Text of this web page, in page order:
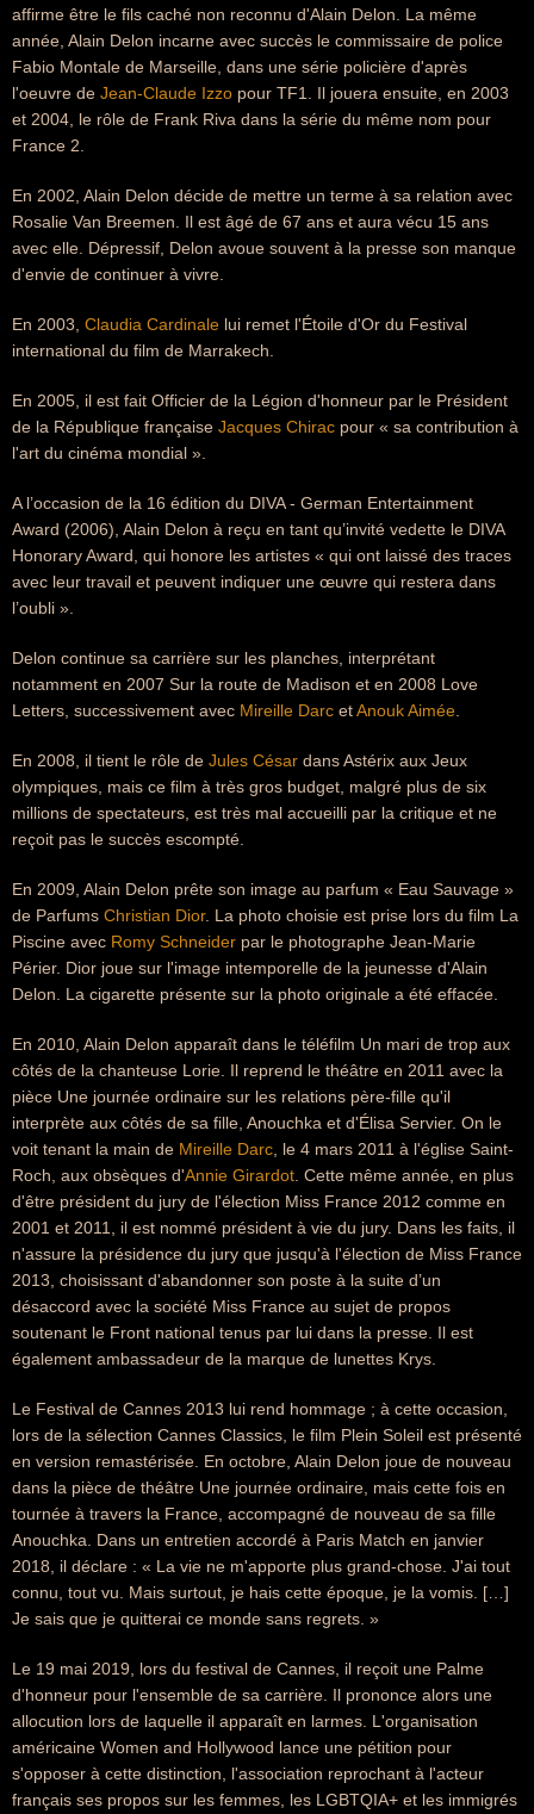
affirme être le fils caché non reconnu d'Alain Delon. La même
année, Alain Delon incarne avec succès le commissaire de police
Fabio Montale de Marseille, dans une série policière d'après
l'oeuvre de Jean-Claude Izzo pour TF1. Il jouera ensuite, en 2003
et 2004, le rôle de Frank Riva dans la série du même nom pour
France 2.
En 2002, Alain Delon décide de mettre un terme à sa relation avec
Rosalie Van Breemen. Il est âgé de 67 ans et aura vécu 15 ans
avec elle. Dépressif, Delon avoue souvent à la presse son manque
d'envie de continuer à vivre.
En 2003, Claudia Cardinale lui remet l'Étoile d'Or du Festival
international du film de Marrakech.
En 2005, il est fait Officier de la Légion d'honneur par le Président
de la République française Jacques Chirac pour « sa contribution à
l'art du cinéma mondial ».
A l’occasion de la 16 édition du DIVA - German Entertainment
Award (2006), Alain Delon à reçu en tant qu’invité vedette le DIVA
Honorary Award, qui honore les artistes « qui ont laissé des traces
avec leur travail et peuvent indiquer une œuvre qui restera dans
l’oubli ».
Delon continue sa carrière sur les planches, interprétant
notamment en 2007 Sur la route de Madison et en 2008 Love
Letters, successivement avec Mireille Darc etAnouk Aimée
En 2008, il tient le rôle de Jules César dans Astérix aux Jeux
olympiques, mais ce film à très gros budget, malgré plus de six
millions de spectateurs, est très mal accueilli par la critique et ne
reçoit pas le succès escompté.
En 2009, Alain Delon prête son image au parfum « Eau Sauvage »
de Parfums Christian Dior. La photo choisie est prise lors du film La
Piscine avec Romy Schneider par le photographe Jean-Marie
Périer. Dior joue sur l'image intemporelle de la jeunesse d'Alain
Delon. La cigarette présente sur la photo originale a été effacée.
En 2010, Alain Delon apparaît dans le téléfilm Un mari de trop aux
côtés de la chanteuse Lorie. Il reprend le théâtre en 2011 avec la
pièce Une journée ordinaire sur les relations père-fille qu'il
interprète aux côtés de sa fille, Anouchka et d'Élisa Servier. On le
voit tenant la main de Mireille Darc , le 4 mars 2011 à l'église Saint-
Roch, aux obsèques d'Annie Girardot . Cette même année, en plus
d'être président du jury de l'élection Miss France 2012 comme en
2001 et 2011, il est nommé président à vie du jury. Dans les faits, il
n'assure la présidence du jury que jusqu'à l'élection de Miss France
2013, choisissant d'abandonner son poste à la suite d’un
désaccord avec la société Miss France au sujet de propos
soutenant le Front national tenus par lui dans la presse. Il est
également ambassadeur de la marque de lunettes Krys.
Le Festival de Cannes 2013 lui rend hommage ; à cette occasion,
lors de la sélection Cannes Classics, le film Plein Soleil est présenté
en version remastérisée. En octobre, Alain Delon joue de nouveau
dans la pièce de théâtre Une journée ordinaire, mais cette fois en
tournée à travers la France, accompagné de nouveau de sa fille
Anouchka. Dans un entretien accordé à Paris Match en janvier
2018, il déclare : « La vie ne m'apporte plus grand-chose. J'ai tout
connu, tout vu. Mais surtout, je hais cette époque, je la vomis. […]
Je sais que je quitterai ce monde sans regrets. »
Le 19 mai 2019, lors du festival de Cannes, il reçoit une Palme
d'honneur pour l'ensemble de sa carrière. Il prononce alors une
allocution lors de laquelle il apparaît en larmes. L'organisation
américaine Women and Hollywood lance une pétition pour
s'opposer à cette distinction, l'association reprochant à l'acteur
français ses propos sur les femmes, les LGBTQIA+ et les immigrés